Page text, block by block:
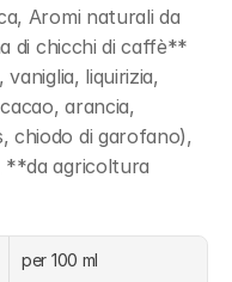
Aromi naturali da
di chicchi di caffè**
liquirizia,
arancia,
chiodo di garofano),
**da agricoltura
per 100 ml